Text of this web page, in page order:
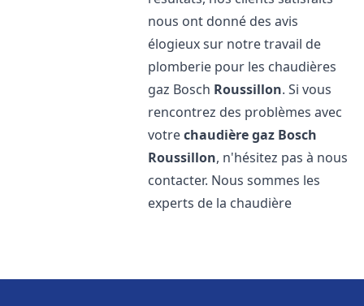
nous ont donné des avis
élogieux sur notre travail de
plomberie pour les chaudières
gaz Bosch Roussillon. Si vous
rencontrez des problèmes avec
votrechaudière gaz Bosch
Roussillon, n'hésitez pas à nous
contacter. Nous sommes les
experts de la chaudière